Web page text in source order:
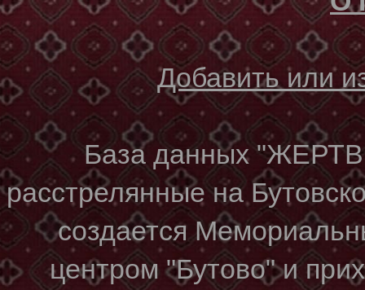
Добавить или
База данных
расстрелянные на
создается
центром "Бутово" и